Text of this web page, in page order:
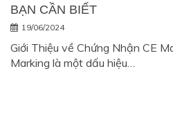
BẠN CẦN BIẾT
19/06/2024
Giới Thiệu về Chứng Nhận CE
Marking là một dấu hiệu…